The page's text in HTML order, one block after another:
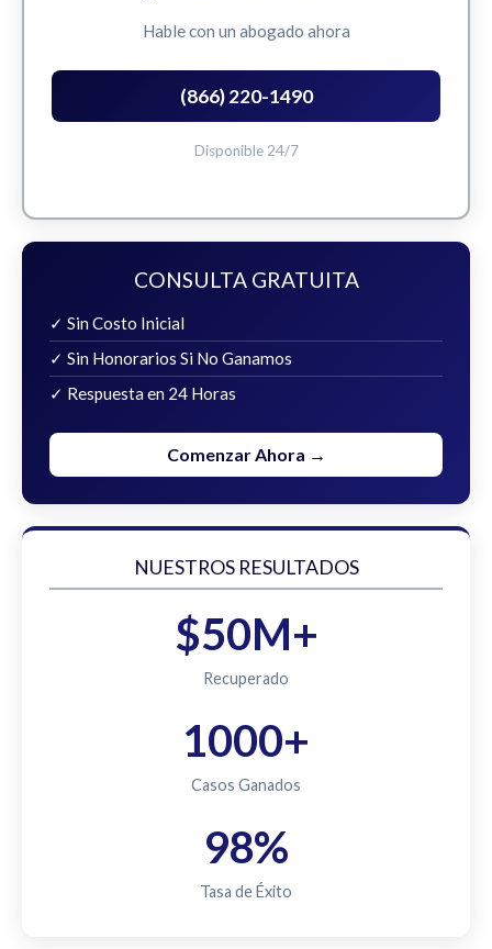
Hable con un abogado ahora
(866) 220-1490
Disponible 24/7
CONSULTA GRATUITA
✓ Sin Costo Inicial
✓ Sin Honorarios Si No Ganamos
✓ Respuesta en 24 Horas
Comenzar Ahora →
NUESTROS RESULTADOS
$50M+
Recuperado
1000+
Casos Ganados
98%
Tasa de Éxito